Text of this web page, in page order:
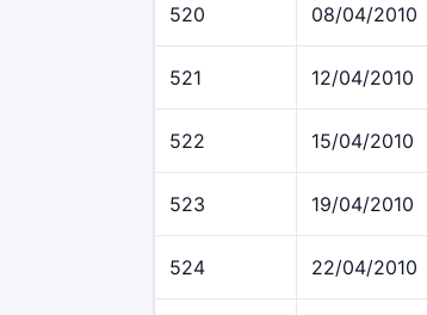
520 08/04/2010
521 12/04/2010
522 15/04/2010
523 19/04/2010
524 22/04/2010